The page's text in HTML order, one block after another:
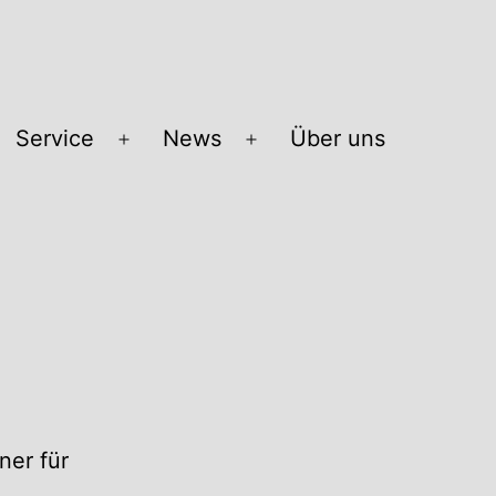
Service
Menü
News
Menü
Über uns
für